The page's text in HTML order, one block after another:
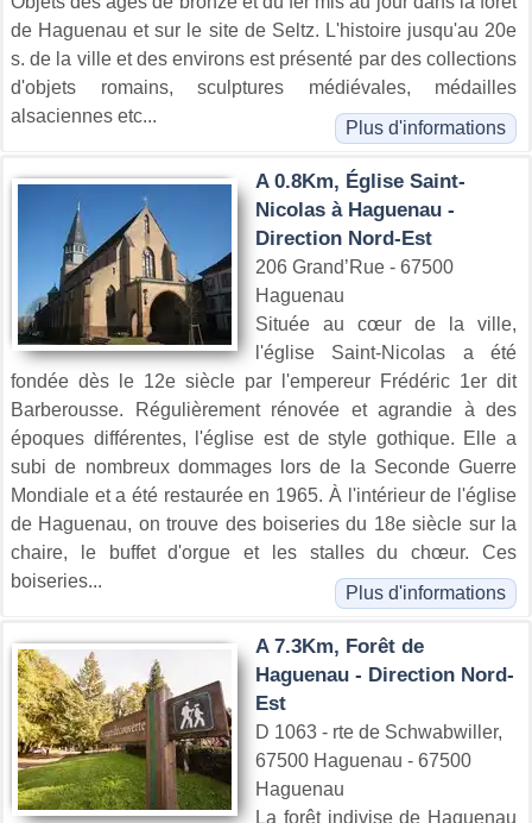
de Haguenau et sur le site de Seltz. L'histoire jusqu'au 20e
s. de la ville et des environs est présenté par des collections
d'objets romains, sculptures médiévales, médailles
alsaciennes etc...
Plus d'informations
A 0.8Km, Église Saint-
Nicolas à Haguenau -
Direction Nord-Est
206 Grand’Rue - 67500
Haguenau
Située au cœur de la ville,
l'église Saint-Nicolas a été
fondée dès le 12e siècle par l'empereur Frédéric 1er dit
Barberousse. Régulièrement rénovée et agrandie à des
époques différentes, l'église est de style gothique. Elle a
subi de nombreux dommages lors de la Seconde Guerre
Mondiale et a été restaurée en 1965. À l'intérieur de l'église
de Haguenau, on trouve des boiseries du 18e siècle sur la
chaire, le buffet d'orgue et les stalles du chœur. Ces
boiseries...
Plus d'informations
A 7.3Km, Forêt de
Haguenau - Direction Nord-
Est
D 1063 - rte de Schwabwiller,
67500 Haguenau - 67500
Haguenau
La forêt indivise de Haguenau